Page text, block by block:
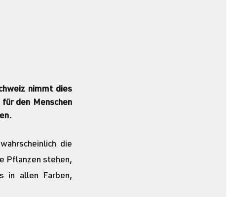
nimmt dies
den Menschen
die
Pflanzen stehen,
in allen Farben,